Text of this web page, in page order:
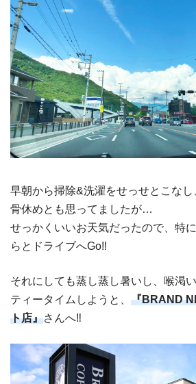
早朝から掃除&洗濯をせっせとこなし
骨休めとも思ってましたが…
せっかくいいお天気だったので、特
らとドライブへGo‼︎
それにしても蒸し蒸し暑いし、喉渇い
ティータイムしようと、 『BRAND
ト店』さんへ‼︎